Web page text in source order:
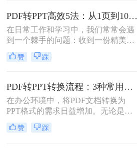
修改内容、调整逻辑，或是直接用于
会议汇报。然而，由于PDF格式本身
是为了稳定显示而非编辑而设计的，
这项转换工作常常伴随着格式错乱、
排版混乱、图片丢失等“车祸现场”。
PDF转PPT高效5法：从1页到100页，方法选择差异很大！
在日常工作和学习中，我们常常会遇
到一个棘手的问题：收到一份精美的
PDF文件，却需要将其内容用于自己
的PPT演示文稿中。PDF因其格式固
它“只读”的特性也使其内容难以直接
编辑和复用。此时，将PDF转换为可
编辑的PPT就成了一个刚性需求。
赞 踩
PDF转PPT转换流程：3种常用方法的速度和精度对比！
在办公环境中，将PDF文档转换为
PPT格式的需求日益增加。无论是为
了更好地展示信息，还是为了便于编
辑内容，掌握几种有效的PDF转PPT
赞 踩